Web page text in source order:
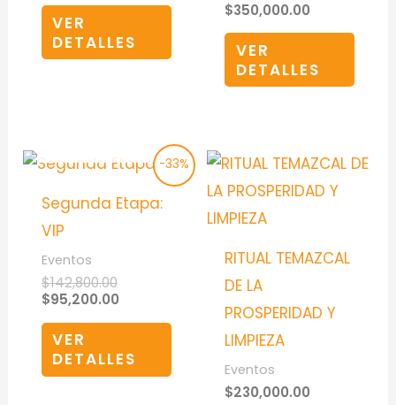
VER
DETALLES
$350,000.00
VER
DETALLES
-33%
Segunda Etapa:
VIP
Eventos
$142,800.00
Original
price
$142,800.00.
$95,200.00
Current
price
$95,200.00.
VER
DETALLES
RITUAL TEMAZCAL
DE LA
PROSPERIDAD Y
LIMPIEZA
Eventos
$230,000.00